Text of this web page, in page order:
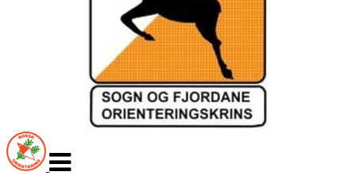
navigasjon